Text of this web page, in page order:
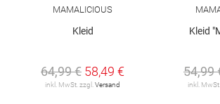
MAMALICIOUS
Kleid
64,99 € 58,49 €
inkl. MwSt. zzgl. Versand
Kleid
54,99
inkl.